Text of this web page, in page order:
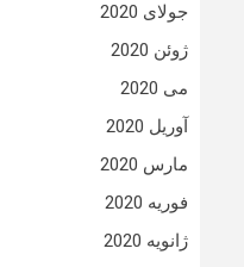
جولای 2020
ژوئن 2020
می 2020
آوریل 2020
مارس 2020
فوریه 2020
ژانویه 2020